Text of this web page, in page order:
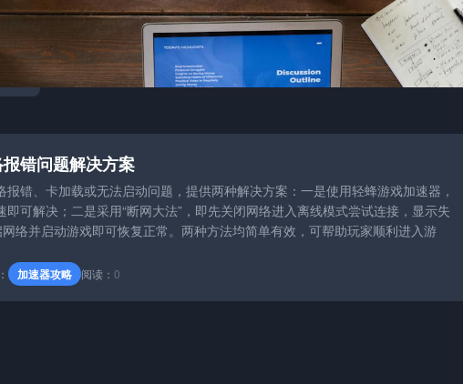
态
错问题解决方案
错、卡加载或无法启动问题，提供两种解决方案：一是使用轻蜂游戏加速器，
可解决；二是采用“断网大法”，即先关闭网络进入离线模式尝试连接，显示失
络并启动游戏即可恢复正常。两种方法均简单有效，可帮助玩家顺利进入游
加速器攻略 阅读： 0